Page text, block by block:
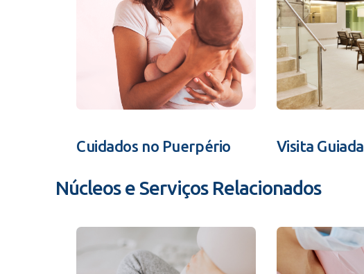
Cuidados no Puerpério Visita Guiada
Núcleos e Serviços Relacionados